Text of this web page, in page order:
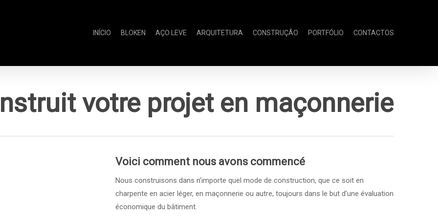
INÍCIO BLOKEN AÇO LEVE ARQUITETURA CONSTRUÇÃO PORTFÓLIO CONTACTOS
votre projet en maçonnerie
Voici comment nous avons commencé
Nous construisons dans n’importe quel mode de construction, que ce soit en
charpente en acier léger, en maçonnerie ou autre, toujours dans le but d’une évaluation
économique du bâtiment.